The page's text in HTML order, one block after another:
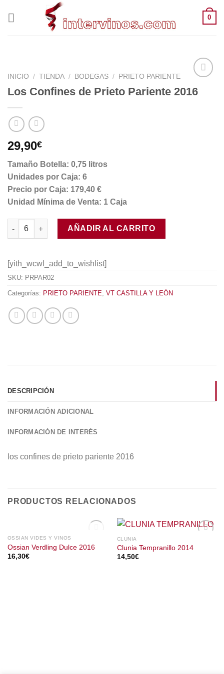
0
INICIO / TIENDA / BODEGAS / PRIETO PARIENTE
Los Confines de Prieto Pariente 2016
29,90€
Tamaño Botella: 0,75 litros
Unidades por Caja: 6
Precio por Caja: 179,40 €
Unidad Mínima de Venta: 1 Caja
Los Confines de Prieto Pariente 2016 cantidad
AÑADIR AL CARRITO
[yith_wcwl_add_to_wishlist]
SKU: PRPAR02
Categorías: PRIETO PARIENTE, VT CASTILLA Y LEÓN
DESCRIPCIÓN
INFORMACIÓN ADICIONAL
INFORMACIÓN DE INTERÉS
los confines de prieto pariente 2016
PRODUCTOS RELACIONADOS
SIN EXISTENCIAS
OSSIAN VIDES Y VINOS
Ossian Verdling Dulce 2016
16,30€
CLUNIA
Clunia Tempranillo 2014
14,50€